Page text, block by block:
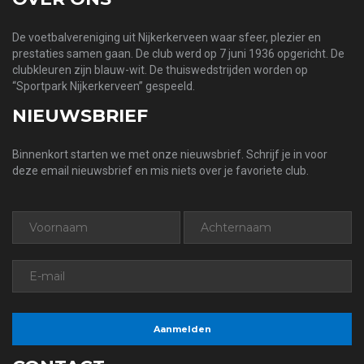
De voetbalvereniging uit Nijkerkerveen waar sfeer, plezier en
prestaties samen gaan. De club werd op 7 juni 1936 opgericht. De
clubkleuren zijn blauw-wit. De thuiswedstrijden worden op
“Sportpark Nijkerkerveen” gespeeld.
NIEUWSBRIEF
Binnenkort starten we met onze nieuwsbrief. Schrijf je in voor
deze email nieuwsbrief en mis niets over je favoriete club.